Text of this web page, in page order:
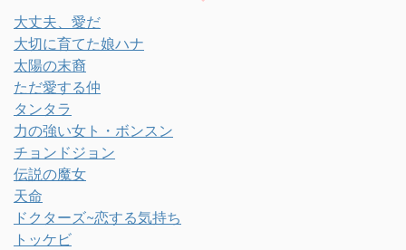
大丈夫、愛だ
大切に育てた娘ハナ
太陽の末裔
ただ愛する仲
タンタラ
力の強い女ト・ボンスン
チョンドジョン
伝説の魔女
天命
ドクターズ~恋する気持ち
トッケビ